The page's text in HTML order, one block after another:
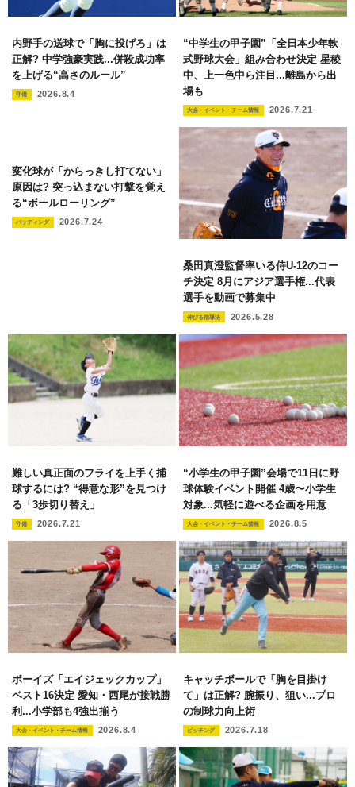
内野手の送球で「胸に投げろ」は
正解? 中学強豪実践...併殺成功率
を上げる“高さのルール”
守備 2026.8.4
“中学生の甲子園”「全日本少年軟
式野球大会」組み合わせ決定 星稜
中、上一色中ら注目...離島から出
場も
大会・イベント・チーム情報 2026.7.21
変化球が「からっきし打てない」
原因は? 突っ込まない打撃を覚え
る“ボールローリング”
バッティング 2026.7.24
桑田真澄監督率いる侍U-12のコー
チ決定 8月にアジア選手権...代表
選手を動画で募集中
伸びる指導法 2026.5.28
難しい真正面のフライを上手く捕
球するには? “得意な形”を見つけ
る「3歩切り替え」
守備 2026.7.21
“小学生の甲子園”会場で11日に野
球体験イベント開催 4歳〜小学生
対象...気軽に遊べる企画を用意
大会・イベント・チーム情報 2026.8.5
ボーイズ「エイジェックカップ」
ベスト16決定 愛知・西尾が接戦勝
利...小学部も4強出揃う
大会・イベント・チーム情報 2026.8.4
キャッチボールで「胸を目掛け
て」は正解? 腕振り、狙い...プロ
の制球力向上術
ピッチング 2026.7.18